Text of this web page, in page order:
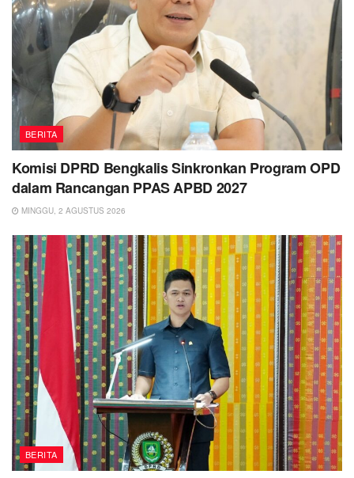
BERITA
Komisi DPRD Bengkalis Sinkronkan Program OPD
dalam Rancangan PPAS APBD 2027
MINGGU, 2 AGUSTUS 2026
BERITA